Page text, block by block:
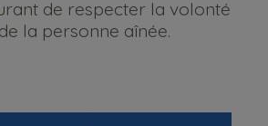
de respecter la volonté
la personne aînée.